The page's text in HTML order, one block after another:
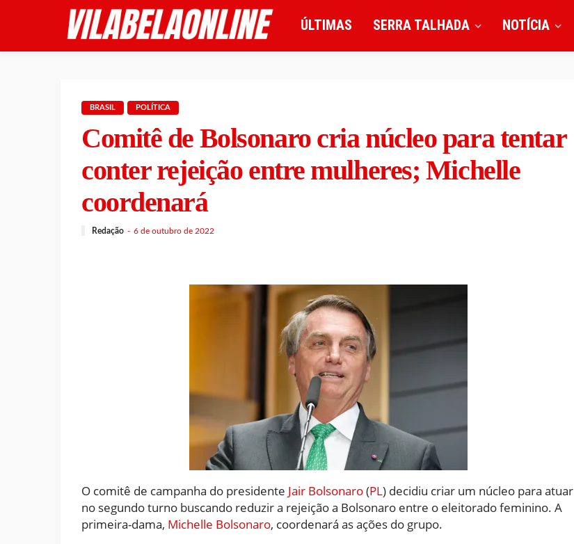
ÚLTIMAS SERRA TALHADA NOTÍCIA
BRASIL POLÍTICA
Comitê de Bolsonaro cria núcleo para tentar
conter rejeição entre mulheres; Michelle
coordenará
Redação 6 de outubro de 2022
O comitê de campanha do presidente Jair Bolsonaro(PL) decidiu criar um núcleo para atuar
no segundo turno buscando reduzir a rejeição a Bolsonaro entre o eleitorado feminino. A
primeira-dama, Michelle Bolsonaro, coordenará as ações do grupo.